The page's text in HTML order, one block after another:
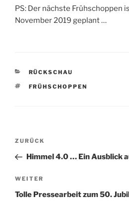
PS: Der nächste Frühschoppen
November 2019 geplant …
KATEGORIEN
RÜCKSCHAU
SCHLAGWÖRTER
FRÜHSCHOPPEN
Beitragsnavigation
Vorheriger
Beitrag
ZURÜCK
Himmel 4.0 … Ein Ausblick
Nächster
Beitrag
WEITER
Tolle Pressearbeit zum 50.